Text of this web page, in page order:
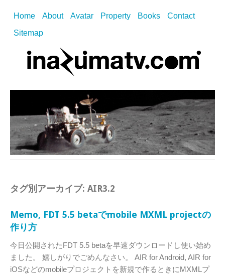
Home About Avatar Property Books
Contact
Sitemap
タグ別アーカイブ: AIR3.2
Memo, FDT 5.5 betaでmobile MXML projectの
作り方
今日公開されたFDT 5.5 betaを早速ダウンロードし使い始め
ました。 嬉しがりでごめんなさい。 AIR for Android, AIR for
iOSなどのmobileプロジェクトを新規で作るときにMXMLプ